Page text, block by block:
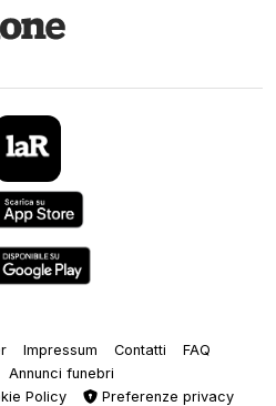
Impressum Contatti
FAQ
Annunci funebri
Policy Preferenze privacy